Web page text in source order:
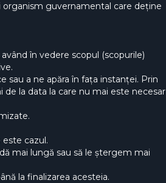
guvernamental care deține
în vedere scopul (scopurile)
sau a ne apăra în fața instanței. Prin
la data la care nu mai este necesar
cazul.
mai lungă sau să le ștergem mai
la finalizarea acesteia.